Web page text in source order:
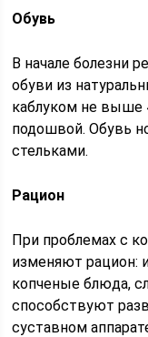
Обувь
В начале болезни
обуви из
каблуком не выше
подошвой. Обувь
стельками.
Рацион
При проблемах с
изменяют рацион:
копченые блюда,
способствуют
суставном